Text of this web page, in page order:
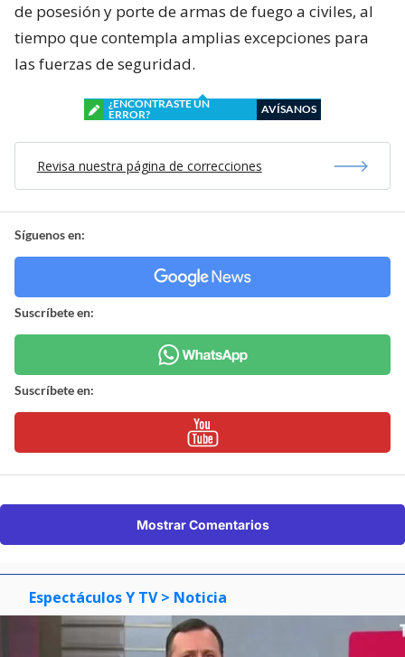
de posesión y porte de armas de fuego a civiles, al
tiempo que contempla amplias excepciones para
las fuerzas de seguridad.
¿ENCONTRASTE UN
ERROR?
AVÍSANOS
Revisa nuestra página de correcciones
Síguenos en:
Suscríbete en:
Suscríbete en:
Mostrar Comentarios
Espectáculos Y TV > Noticia